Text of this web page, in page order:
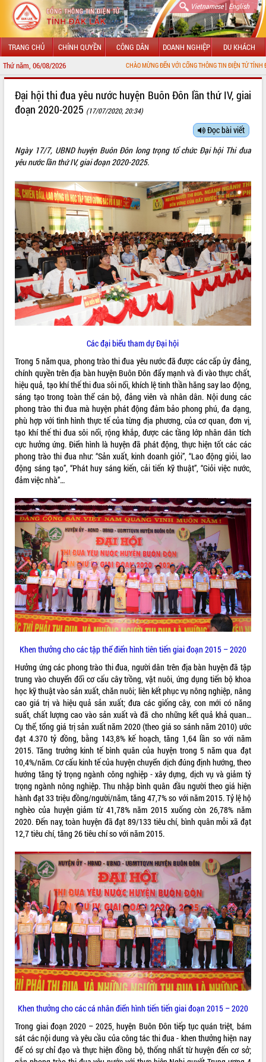
Vietnamese| English
TRANG CHỦ CHÍNH QUYỀN CÔNG DÂN DOANH NGHIỆP DU KHÁCH
Thứ năm, 06/08/2026 CHÀO MỪNG ĐẾN VỚI CỔNG THÔNG TIN ĐIỆN TỬ TỈNH ĐẮK LẮK
LÃNH ĐẠO UBND TỈNH
SỞ, BAN, NGÀNH
UBND CÁC XÃ, PHƯỜNG
THÔNG TIN CHỈ ĐẠO ĐIỀU HÀNH
HỆ THỐNG VĂN BẢN
VĂN BẢN HĐND TỈNH
ĐIỂM TIN VĂN BẢN
QUY HOẠCH - KẾ HOẠCH
VIDEO
Loading the player...
Lễ truy tặng danh hiệu “Bà Mẹ Việt
Nam Anh hùng” và trao Huân chương
Lao động
UBND tỉnh Đắk Lắk triển khai nhiệm
Kỳ họp thứ Hai, Hội đồng nhân dân
tỉnh khóa XI quyết nghị nhiều nội dung
quan trọng
Bí thư Tỉnh ủy Lương Nguyễn Minh
Triết thăm, tặng quà người có công với
cách mạng
Rà soát, hoàn thiện hệ thống thiết chế
văn hóa, thể thao đáp ứng yêu cầu
phát triển mới
Thường trực HĐND tỉnh Đắk Lắk gặp
mặt Đoàn chuyên gia y tế TP. Hồ Chí
Minh
Lễ truy điệu và an táng hài cốt liệt sĩ
tại Nghĩa trang Liệt sĩ xã Sơn Hòa
Bàn giải pháp tháo gỡ khó khăn trong
định EUDR
Thứ trưởng Bộ Nông nghiệp và Môi
trường Nguyễn Hoàng Hiệp khảo sát
vùng trồng và doanh nghiệp đóng gói
sầu riêng tại Đắk Lắk
Trình diễn nghệ thuật chế biến các
món ăn từ sầu riêng
Đắk Lắk công bố Quy hoạch và xúc
tiến đầu tư tỉnh
Ngành cá ngừ Đắk Lắk chủ động thích
ứng để giữ vững thị trường xuất khẩu
Diễn đàn Kinh tế tư nhân Việt Nam đột
Đề án 06 tạo bước ngoặt đột phá trong
cải cách hành chính tỉnh Đắk Lắk
Kết nối tour, đẩy mạnh chuyển đổi số
ALBUM ẢNH
LIÊN KẾT WEB
THỐNG KÊ TRUY CẬP
Hôm nay: 4927
Tất cả: 66017667
Đại hội thi đua yêu nước huyện Buôn Đôn lần thứ IV, giai
đoạn 2020-2025 (17/07/2020, 20:34)
Đọc bài viết
Ngày 17/7, UBND huyện Buôn Đôn long trọng tổ chức Đại hội Thi đua
yêu nước lần thứ IV, giai đoạn 2020-2025.
Các đại biểu tham dự Đại hội
Trong 5 năm qua, phong trào thi đua yêu nước đã được các cấp ủy đảng,
chính quyền trên địa bàn huyện Buôn Đôn đẩy mạnh và đi vào thực chất,
hiệu quả, tạo khí thế thi đua sôi nổi, khích lệ tinh thần hăng say lao động,
sáng tạo trong toàn thể cán bộ, đảng viên và nhân dân. Nội dung các
phong trào thi đua mà huyện phát động đảm bảo phong phú, đa dạng,
phù hợp với tình hình thực tế của từng địa phương, của cơ quan, đơn vị,
tạo khí thế thi đua sôi nổi, rộng khắp, được các tầng lớp nhân dân tích
cực hưởng ứng. Điển hình là huyện đã phát động, thực hiện tốt các các
phong trào thi đua như: “Sản xuất, kinh doanh giỏi”, “Lao động giỏi, lao
động sáng tạo”, “Phát huy sáng kiến, cải tiến kỹ thuật”, “Giỏi việc nước,
đảm việc nhà”…
Khen thưởng cho các tập thể điển hình tiên tiến giai đoạn 2015 – 2020
Hưởng ứng các phong trào thi đua, người dân trên địa bàn huyện đã tập
trung vào chuyển đổi cơ cấu cây trồng, vật nuôi, ứng dụng tiến bộ khoa
học kỹ thuật vào sản xuất, chăn nuôi; liên kết phục vụ nông nghiệp, nâng
cao giá trị và hiệu quả sản xuất; đưa các giống cây, con mới có năng
suất, chất lượng cao vào sản xuất và đã cho những kết quả khả quan…
Cụ thể, tổng giá trị sản xuất năm 2020 (theo giá so sánh năm 2010) ước
đạt 4.370 tỷ đồng, bằng 143,8% kế hoạch, tăng 1,64 lần so với năm
2015. Tăng trưởng kinh tế bình quân của huyện trong 5 năm qua đạt
10,4%/năm. Cơ cấu kinh tế của huyện chuyển dịch đúng định hướng, theo
hướng tăng tỷ trọng ngành công nghiệp - xây dựng, dịch vụ và giảm tỷ
trọng ngành nông nghiệp. Thu nhập bình quân đầu người theo giá hiện
hành đạt 33 triệu đồng/người/năm, tăng 47,7% so với năm 2015. Tỷ lệ hộ
nghèo của huyện giảm từ 41,78% năm 2015 xuống còn 26,78% năm
2020. Đến nay, toàn huyện đã đạt 89/133 tiêu chí, bình quân mỗi xã đạt
12,7 tiêu chí, tăng 26 tiêu chí so với năm 2015.
Khen thưởng cho các cá nhân điển hình tiến tiến giai đoạn 2015 – 2020
Trong giai đoạn 2020 – 2025, huyện Buôn Đôn tiếp tục quán triệt, bám
sát các nội dung và yêu cầu của công tác thi đua - khen thưởng hiện nay
để có sự chỉ đạo và thực hiện đồng bộ, thống nhất từ huyện đến cơ sở;